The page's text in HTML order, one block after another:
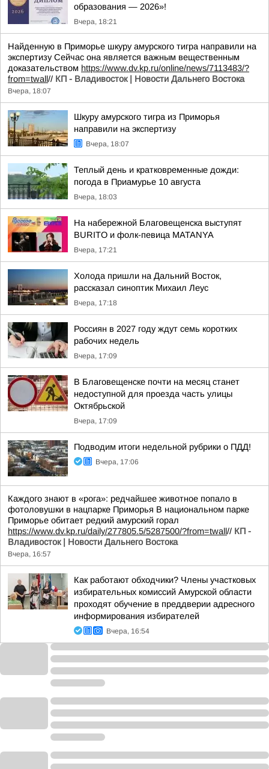
образования — 2026»!
Вчера, 18:21
Найденную в Приморье шкуру амурского тигра направили на
экспертизу Сейчас она является важным вещественным
доказательством https://www.dv.kp.ru/online/news/7113483/?
from=twall// КП - Владивосток | Новости Дальнего Востока
Вчера, 18:07
Шкуру амурского тигра из Приморья
направили на экспертизу
Вчера, 18:07
Теплый день и кратковременные дожди:
погода в Приамурье 10 августа
Вчера, 18:03
На набережной Благовещенска выступят
BURITO и фолк-певица MATANYA
Вчера, 17:21
Холода пришли на Дальний Восток,
рассказал синоптик Михаил Леус
Вчера, 17:18
Россиян в 2027 году ждут семь коротких
рабочих недель
Вчера, 17:09
В Благовещенске почти на месяц станет
недоступной для проезда часть улицы
Октябрьской
Вчера, 17:09
Подводим итоги недельной рубрики о ПДД!
Вчера, 17:06
Каждого знают в «рога»: редчайшее животное попало в
фотоловушки в нацпарке Приморья В национальном парке
Приморье обитает редкий амурский горал
https://www.dv.kp.ru/daily/277805.5/5287500/?from=twall// КП -
Владивосток | Новости Дальнего Востока
Вчера, 16:57
Как работают обходчики? Члены участковых
избирательных комиссий Амурской области
проходят обучение в преддверии адресного
информирования избирателей
Вчера, 16:54